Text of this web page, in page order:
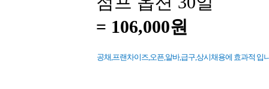
= 106,000원
공채,프랜차이즈,오픈,알바,급구,상시채용에 효과적 입